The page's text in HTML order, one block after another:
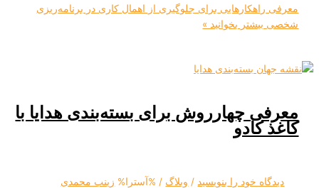
برای جلوگیری از اهمال کاری در برنامه‌ریزی
بیشتر بخوانید »
چهارروش برای بسته‌بندی هدایا با
خود را بنویسید / وبلاگ/ %آسترا% زینب محمدی